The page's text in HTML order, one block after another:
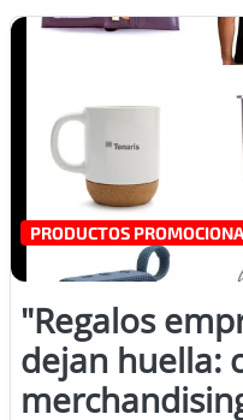
"Regalos
dejan huella:
PRODUCTOS